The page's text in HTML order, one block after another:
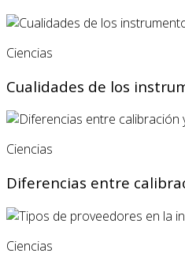
Ciencias
Cualidades de los
Ciencias
Diferencias entre
Ciencias